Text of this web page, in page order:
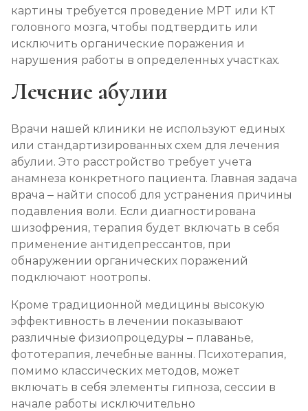
картины требуется проведение МРТ или КТ
головного мозга, чтобы подтвердить или
исключить органические поражения и
нарушения работы в определенных участках.
Лечение абулии
Врачи нашей клиники не используют единых
или стандартизированных схем для лечения
абулии. Это расстройство требует учета
анамнеза конкретного пациента. Главная задача
врача – найти способ для устранения причины
подавления воли. Если диагностирована
шизофрения, терапия будет включать в себя
применение антидепрессантов, при
обнаружении органических поражений
подключают ноотропы.
Кроме традиционной медицины высокую
эффективность в лечении показывают
различные физиопроцедуры – плаванье,
фототерапия, лечебные ванны. Психотерапия,
помимо классических методов, может
включать в себя элементы гипноза, сессии в
начале работы исключительно